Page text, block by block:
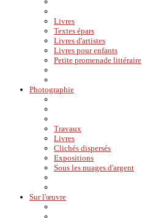
Livres
Textes épars
Livres d'artistes
Livres pour enfants
Petite promenade littéraire
Photographie
Travaux
Livres
Clichés dispersés
Expositions
Sous les nuages d'argent
Sur l'œuvre